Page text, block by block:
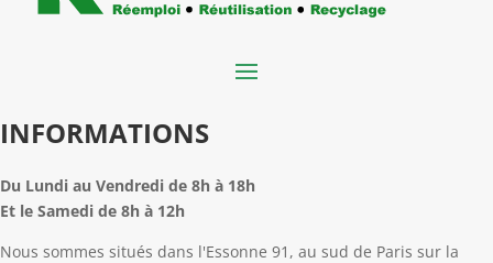
INFORMATIONS
Du Lundi au Vendredi de 8h à 18h
Et le Samedi de 8h à 12h
Nous sommes situés dans l'Essonne 91, au sud de Paris sur la